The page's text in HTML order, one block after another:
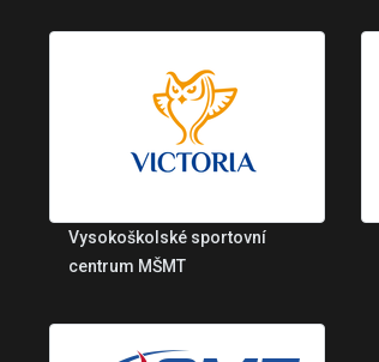
Vysokoškolské sportovní
centrum MŠMT